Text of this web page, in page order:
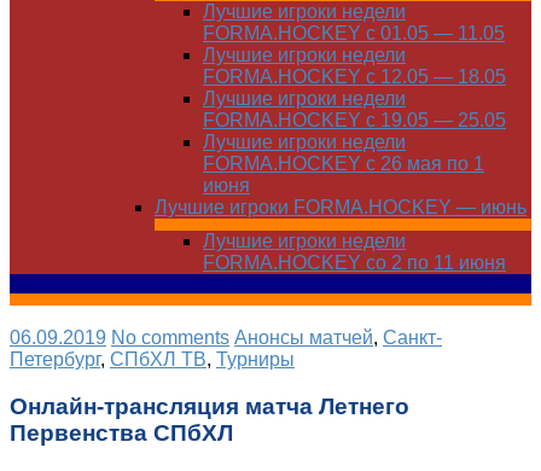
Лучшие игроки недели
FORMA.HOCKEY с 01.05 — 11.05
Лучшие игроки недели
FORMA.HOCKEY с 12.05 — 18.05
Лучшие игроки недели
FORMA.HOCKEY с 19.05 — 25.05
Лучшие игроки недели
FORMA.HOCKEY с 26 мая по 1
июня
Лучшие игроки FORMA.HOCKEY — июнь
Лучшие игроки недели
FORMA.HOCKEY со 2 по 11 июня
06.09.2019 No comments Анонсы матчей, Санкт-
Петербург, СПбХЛ ТВ, Турниры
Онлайн-трансляция матча Летнего
Первенства СПбХЛ